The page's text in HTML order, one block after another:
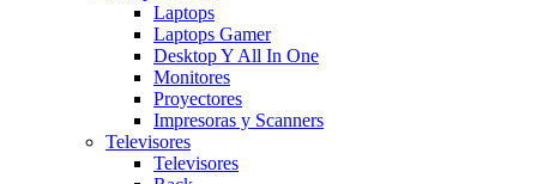
Laptops
Laptops Gamer
Desktop Y All In One
Monitores
Proyectores
Impresoras y Scanners
Televisores
Televisores